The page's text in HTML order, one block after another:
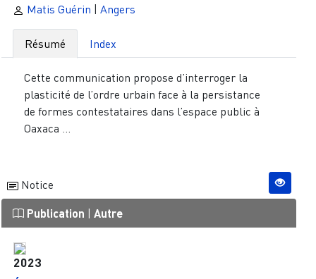
Matis Guérin Angers
Résumé Index
Cette communication propose d’interroger la
plasticité de l’ordre urbain face à la persistance
de formes contestataires dans l’espace public à
Oaxaca ...
Notice
Publication Autre
2023